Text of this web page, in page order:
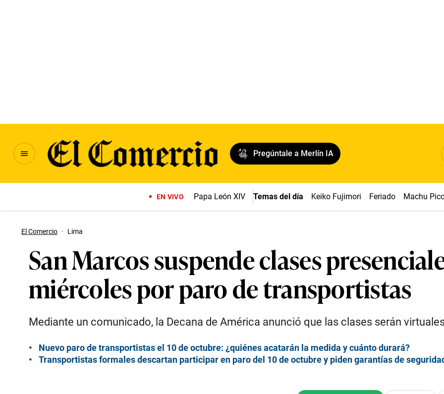
Pregúntale a Merlín IA
EN VIVO Papa León XIV Temas del día Keiko Fujimori Feriado Machu
El Comercio · Lima
San Marcos suspende clases
miércoles por paro de transportistas
Mediante un comunicado, la Decana de América anunció que las clases serán
Nuevo paro de transportistas el 10 de octubre: ¿quiénes acatarán la medida y cuánto durará?
Transportistas formales descartan participar en paro del 10 de octubre y piden garantías de